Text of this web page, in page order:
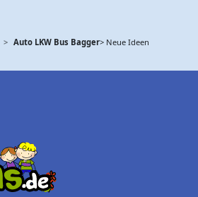
Auto LKW Bus Bagger> Neue Ideen